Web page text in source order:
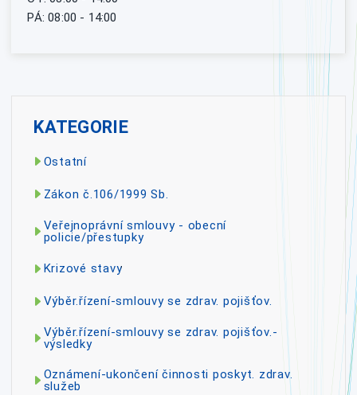
PÁ: 08:00 - 14:00
KATEGORIE
Ostatní
Zákon č.106/1999 Sb.
Veřejnoprávní smlouvy - obecní
policie/přestupky
Krizové stavy
Výběr.řízení-smlouvy se zdrav. pojišťov.
Výběr.řízení-smlouvy se zdrav. pojišťov.-
výsledky
Oznámení-ukončení činnosti poskyt. zdrav.
služeb